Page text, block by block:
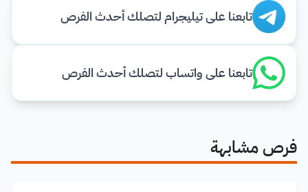
تابعنا على تيليجرام لتصلك أحدث الفرص
تابعنا على واتساب لتصلك أحدث الفرص
فرص مشابهة